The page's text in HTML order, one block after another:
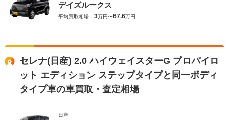
デイズルークス
平均買取相場： 3万円〜67.6万円
セレナ(日産) 2.0 ハイウェイスターG プロパイロ
ット エディション ステップタイプと同一ボディ
タイプ車の車買取・査定相場
日産